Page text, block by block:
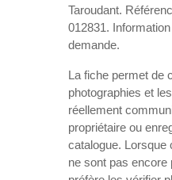
Taroudant.
012831.
demande.
La fiche permet de
photographies et
réellement
propriétaire ou
catalogue. Lorsque
ne sont pas encore